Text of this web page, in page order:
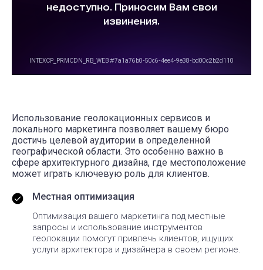
Использование геолокационных сервисов и
локального маркетинга позволяет вашему бюро
достичь целевой аудитории в определенной
географической области. Это особенно важно в
сфере архитектурного дизайна, где местоположение
может играть ключевую роль для клиентов.
Местная оптимизация
Оптимизация вашего маркетинга под местные
запросы и использование инструментов
геолокации помогут привлечь клиентов, ищущих
услуги архитектора и дизайнера в своем регионе.